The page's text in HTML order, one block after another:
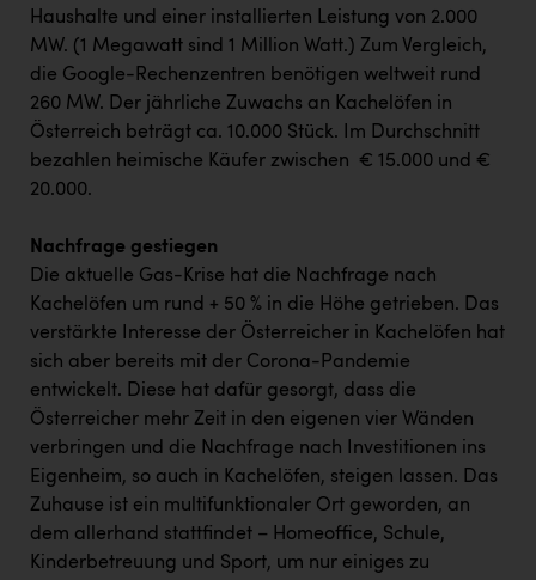
Haushalte und einer installierten Leistung von 2.000
MW. (1 Megawatt sind 1 Million Watt.) Zum Vergleich,
die Google-Rechenzentren benötigen weltweit rund
260 MW. Der jährliche Zuwachs an Kachelöfen in
Österreich beträgt ca. 10.000 Stück. Im Durchschnitt
bezahlen heimische Käufer zwischen € 15.000 und €
20.000.
Nachfrage gestiegen
Die aktuelle Gas-Krise hat die Nachfrage nach
Kachelöfen um rund + 50 % in die Höhe getrieben. Das
verstärkte Interesse der Österreicher in Kachelöfen hat
sich aber bereits mit der Corona-Pandemie
entwickelt. Diese hat dafür gesorgt, dass die
Österreicher mehr Zeit in den eigenen vier Wänden
verbringen und die Nachfrage nach Investitionen ins
Eigenheim, so auch in Kachelöfen, steigen lassen. Das
Zuhause ist ein multifunktionaler Ort geworden, an
dem allerhand stattfindet – Homeoffice, Schule,
Kinderbetreuung und Sport, um nur einiges zu